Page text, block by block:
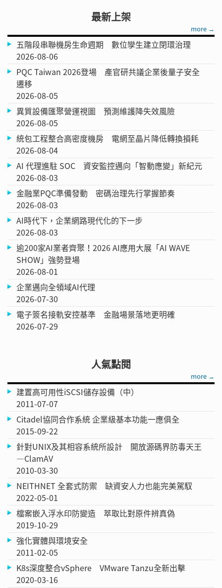
最新上架
more →
五階段串聯機房生命週期 數位孿生建立閉環治理
2026-08-06
PQC Taiwan 2026登場 產官研共議企業後量子安全
遷移
2026-08-05
異質設備匯聚營運視圖 預測維護降失效風險
2026-08-05
統包工程整合高密度機房 電網至晶片降低轉換損耗
2026-08-04
AI 代理進駐 SOC 資安監控邁向「智動應變」新紀元
2026-08-03
金融業PQC準備發動 密碼治理先行掌握節奏
2026-08-03
AI時代下，企業網路現代化的下一步
2026-08-03
逾200家AI業者齊聚！2026 AI應用大展「AI WAVE
SHOW」強勢登場
2026-08-01
企業邁向全領域AI代理
2026-07-30
電子簽名接軌安控基準 金融場景落地更明確
2026-07-29
人氣點閱
more →
建置高可用性iSCSI儲存設備（中）
2011-07-07
Citadel協同合作系統 企業級基本功能一應俱全
2015-09-22
針對UNIX及其相容系統所設計 開放源碼界防毒天王
—ClamAV
2010-03-30
NEITHNET 全套式防禦 缺資安人力也能完美駕馭
2022-05-01
檔案嵌入浮水印防變造 萃取比對原件辨真偽
2019-10-29
強化實體與環境安全
2011-02-05
K8s深度整合vSphere VMware Tanzu全新出擊
2020-03-16